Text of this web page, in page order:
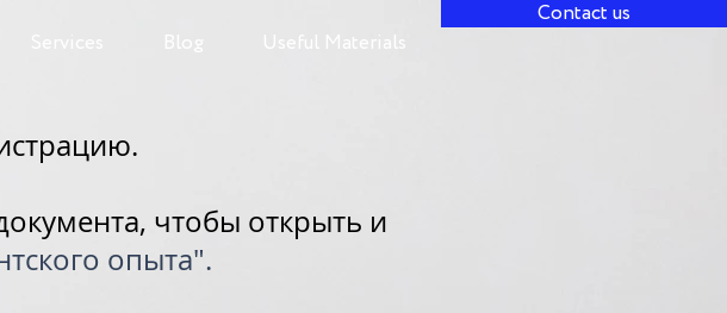
Contact us
Useful Materials
чтобы открыть и
опыта".